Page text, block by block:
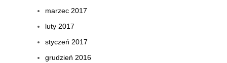
marzec 2017
luty 2017
styczeń 2017
grudzień 2016